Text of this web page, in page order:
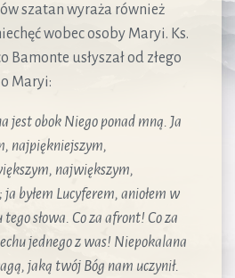
szatan wyraża również
wobec osoby Maryi. Ks.
Bamonte usłyszał od złego
Maryi:
jest obok Niego ponad mną. Ja
najpiękniejszym,
największym,
byłem Lucyferem, aniołem w
słowa. Co za afront! Co za
jednego z was! Niepokalana
jaką twój Bóg nam uczynił.